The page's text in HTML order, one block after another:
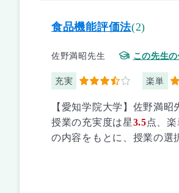
食品機能評価法(2)
佐野満昭先生 この先生
充実 3.5 楽単
【愛知学院大学】佐野満
授業の充実度は星3.5点、
の内容をもとに、授業の選